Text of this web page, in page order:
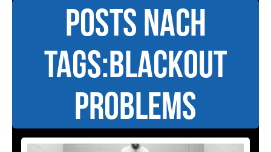
Posts nach
Tags:Blackout
Problems